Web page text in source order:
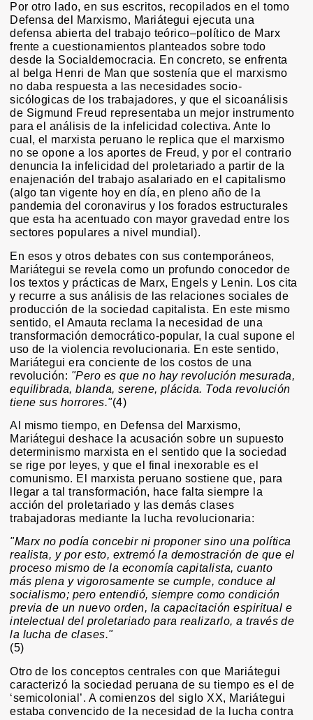
Por otro lado, en sus escritos, recopilados en el tomo
Defensa del Marxismo, Mariátegui ejecuta una
defensa abierta del trabajo teórico–político de Marx
frente a cuestionamientos planteados sobre todo
desde la Socialdemocracia. En concreto, se enfrenta
al belga Henri de Man que sostenía que el marxismo
no daba respuesta a las necesidades socio-
sicólogicas de los trabajadores, y que el sicoanálisis
de Sigmund Freud representaba un mejor instrumento
para el análisis de la infelicidad colectiva. Ante lo
cual, el marxista peruano le replica que el marxismo
no se opone a los aportes de Freud, y por el contrario
denuncia la infelicidad del proletariado a partir de la
enajenación del trabajo asalariado en el capitalismo
(algo tan vigente hoy en día, en pleno año de la
pandemia del coronavirus y los forados estructurales
que esta ha acentuado con mayor gravedad entre los
sectores populares a nivel mundial).
En esos y otros debates con sus contemporáneos,
Mariátegui se revela como un profundo conocedor de
los textos y prácticas de Marx, Engels y Lenin. Los cita
y recurre a sus análisis de las relaciones sociales de
producción de la sociedad capitalista. En este mismo
sentido, el Amauta reclama la necesidad de una
transformación democrático-popular, la cual supone el
uso de la violencia revolucionaria. En este sentido,
Mariátegui era conciente de los costos de una
revolución: "Pero es que no hay revolución mesurada,
equilibrada, blanda, serene, plácida. Toda revolución
tiene sus horrores."(4)
Al mismo tiempo, en Defensa del Marxismo,
Mariátegui deshace la acusación sobre un supuesto
determinismo marxista en el sentido que la sociedad
se rige por leyes, y que el final inexorable es el
comunismo. El marxista peruano sostiene que, para
llegar a tal transformación, hace falta siempre la
acción del proletariado y las demás clases
trabajadoras mediante la lucha revolucionaria:
"Marx no podía concebir ni proponer sino una política
realista, y por esto, extremó la demostración de que el
proceso mismo de la economía capitalista, cuanto
más plena y vigorosamente se cumple, conduce al
socialismo; pero entendió, siempre como condición
previa de un nuevo orden, la capacitación espiritual e
intelectual del proletariado para realizarlo, a través de
la lucha de clases."
(5)
Otro de los conceptos centrales con que Mariátegui
caracterizó la sociedad peruana de su tiempo es el de
‘semicolonial’. A comienzos del siglo XX, Mariátegui
estaba convencido de la necesidad de la lucha contra